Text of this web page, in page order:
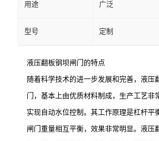
用途 广泛
型号 定制
液压翻板钢坝闸门的特点
随着科学技术的进一步发展和完善，液压
门，基本上由优质材料制成，生产工艺非
实现自动水位控制。其工作原理是杠杆平
闸门重量相互平衡，效果非常明显。液压